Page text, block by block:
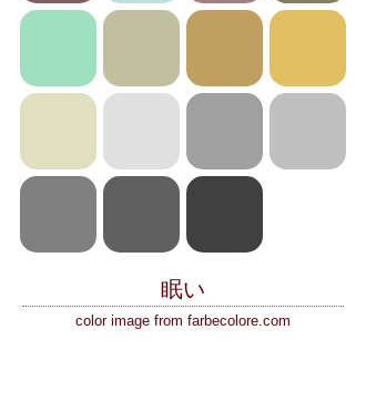
眠い
color image from farbecolore.com